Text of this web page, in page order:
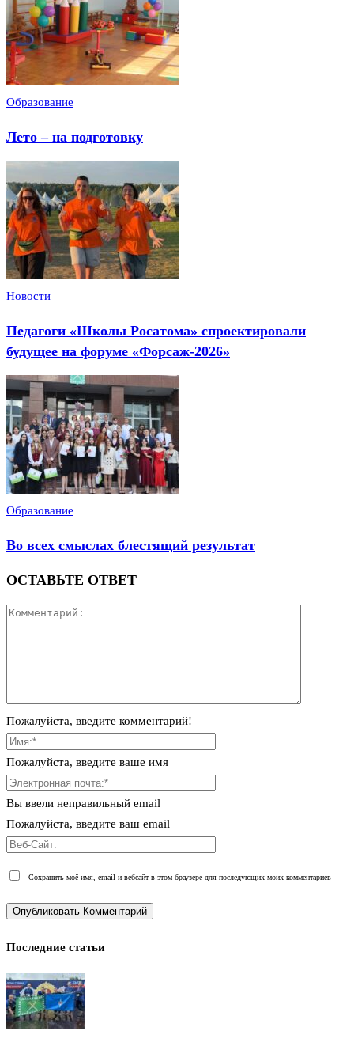
Образование
Лето – на подготовку
Новости
Педагоги «Школы Росатома» спроектировали
будущее на форуме «Форсаж-2026»
Образование
Во всех смыслах блестящий результат
ОСТАВЬТЕ ОТВЕТ
Пожалуйста, введите комментарий!
Пожалуйста, введите ваше имя
Вы ввели неправильный email
Пожалуйста, введите ваш email
Сохранить моё имя, email и вебсайт в этом браузере для последующих моих комментариев
Последние статьи